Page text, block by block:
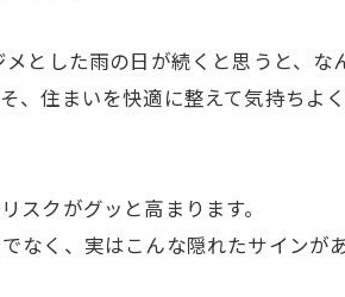
とした雨の日が続くと思うと、
住まいを快適に整えて気持ちよ
スクがグッと高まります。
なく、実はこんな隠れたサインがあ